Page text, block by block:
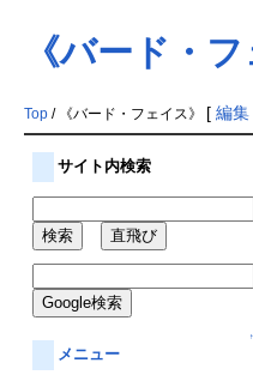
《バード・フ
Top/ 《バード・フェイス》 [ 編集
サイト内検索
↑
メニュー